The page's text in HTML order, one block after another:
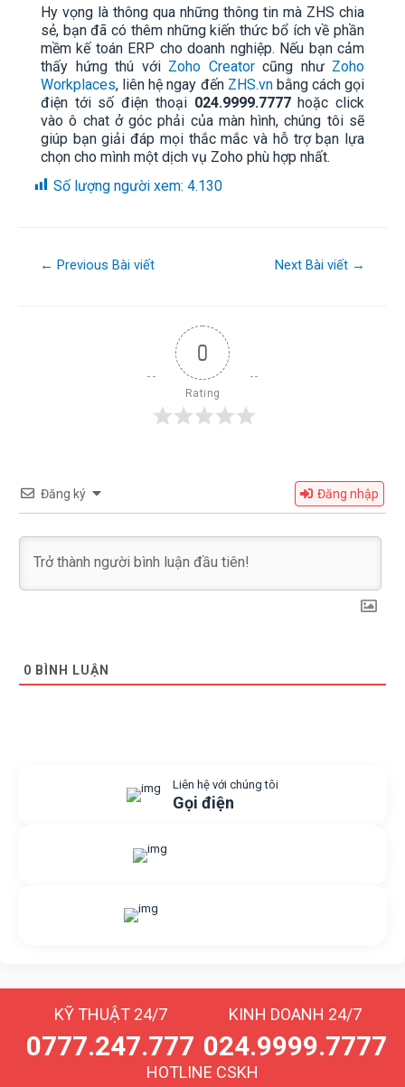
Hy vọng là thông qua những thông tin mà ZHS chia
sẻ, bạn đã có thêm những kiến thức bổ ích về phần
mềm kế toán ERP cho doanh nghiệp. Nếu bạn cảm
thấy hứng thú với Zoho Creatorcũng như Zoho
Workplaces, liên hệ ngay đến ZHS.vnbằng cách gọi
điện tới số điện thoại 024.9999.7777hoặc click
vào ô chat ở góc phải của màn hình, chúng tôi sẽ
giúp bạn giải đáp mọi thắc mắc và hỗ trợ bạn lựa
chọn cho mình một dịch vụ Zoho phù hợp nhất.
Số lượng người xem: 4.130
← Previous Bài viết Next Bài viết →
0
Rating
Đăng ký Đăng nhập
0 BÌNH LUẬN
Liên hệ với chúng tôi
Gọi điện
KỸ THUẬT 24/7
0777.247.777
KINH DOANH 24/7
024.9999.7777
HOTLINE CSKH